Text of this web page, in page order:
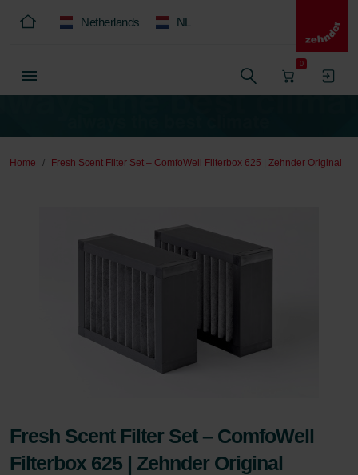
Netherlands NL
0
Home Fresh Scent Filter Set – ComfoWell Filterbox 625 | Zehnder Original
Fresh Scent Filter Set – ComfoWell
Filterbox 625 | Zehnder Original